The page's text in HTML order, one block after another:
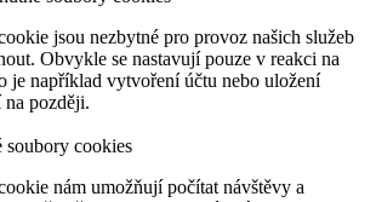
jsou nezbytné pro provoz našich služeb
Obvykle se nastavují pouze v reakci na
je například vytvoření účtu nebo uložení
na později.
soubory cookies
nám umožňují počítat návštěvy a